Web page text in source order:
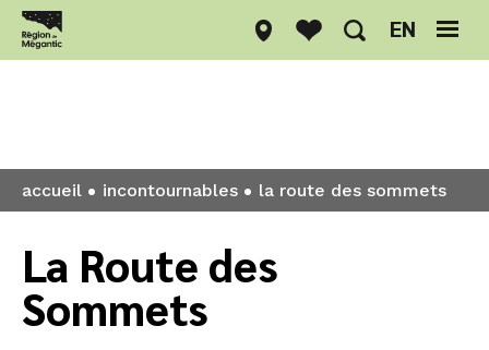
EN
accueil incontournables la route des sommets
La Route des
Sommets